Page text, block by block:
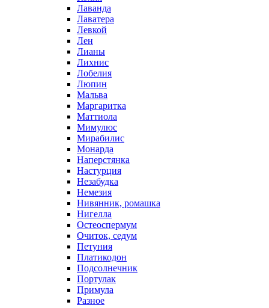
Лаванда
Лаватера
Левкой
Лен
Лианы
Лихнис
Лобелия
Люпин
Мальва
Маргаритка
Маттиола
Мимулюс
Мирабилис
Монарда
Наперстянка
Настурция
Незабудка
Немезия
Нивянник, ромашка
Нигелла
Остеоспермум
Очиток, седум
Петуния
Платикодон
Подсолнечник
Портулак
Примула
Разное